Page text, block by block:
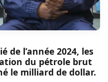
l’année 2024, les
du pétrole brut
le milliard de dollar.